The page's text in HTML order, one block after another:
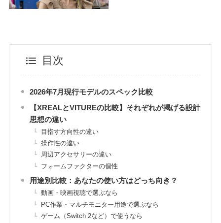
目次
2026年7月現行モデルのスペック比較
【XREALとVITUREの比較】それぞれが掲げる設計
思想の違い
目指す方向性の違い
操作性の違い
周辺アクセサリーの違い
フォームファクターの個性
用途別比較：あなたの使い方はどっち向き？
動画・映画視聴で選ぶなら
PC作業・マルチモニター用途で選ぶなら
ゲーム（Switch 2など）で使うなら